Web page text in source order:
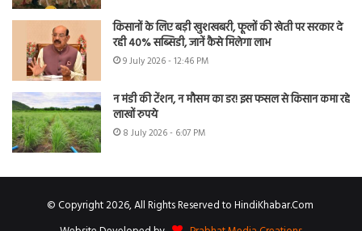
किसानों के लिए बड़ी खुशखबरी, फूलों की खेती पर सरकार दे
रही 40% सब्सिडी, जानें कैसे मिलेगा लाभ
9 July 2026 - 12:46 PM
न मंडी की टेंशन, न मौसम का डर! इस फसल से किसान कमा रहे
लाखों रुपये
8 July 2026 - 6:07 PM
© Copyright 2026, All Rights Reserved to HindiKhabar.Com